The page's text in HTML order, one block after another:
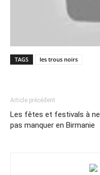
TAGS les trous noirs
Article précédent
Les fêtes et festivals à ne
pas manquer en Birmanie